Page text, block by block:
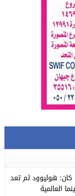
هوليوود لم تعد
العالمية